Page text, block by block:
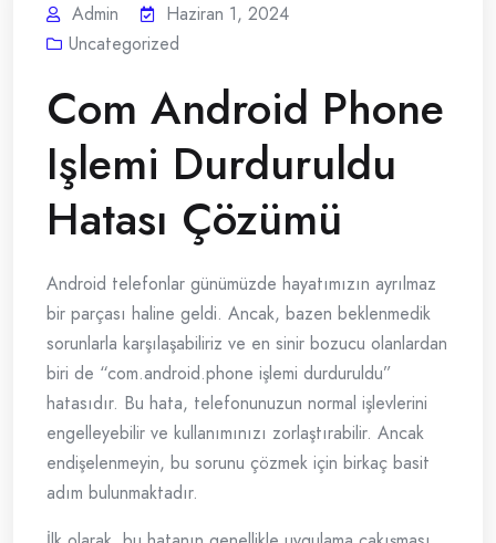
Admin
Haziran 1, 2024
Uncategorized
Com Android Phone
Işlemi Durduruldu
Hatası Çözümü
Android telefonlar günümüzde hayatımızın ayrılmaz
bir parçası haline geldi. Ancak, bazen beklenmedik
sorunlarla karşılaşabiliriz ve en sinir bozucu olanlardan
biri de “com.android.phone işlemi durduruldu”
hatasıdır. Bu hata, telefonunuzun normal işlevlerini
engelleyebilir ve kullanımınızı zorlaştırabilir. Ancak
endişelenmeyin, bu sorunu çözmek için birkaç basit
adım bulunmaktadır.